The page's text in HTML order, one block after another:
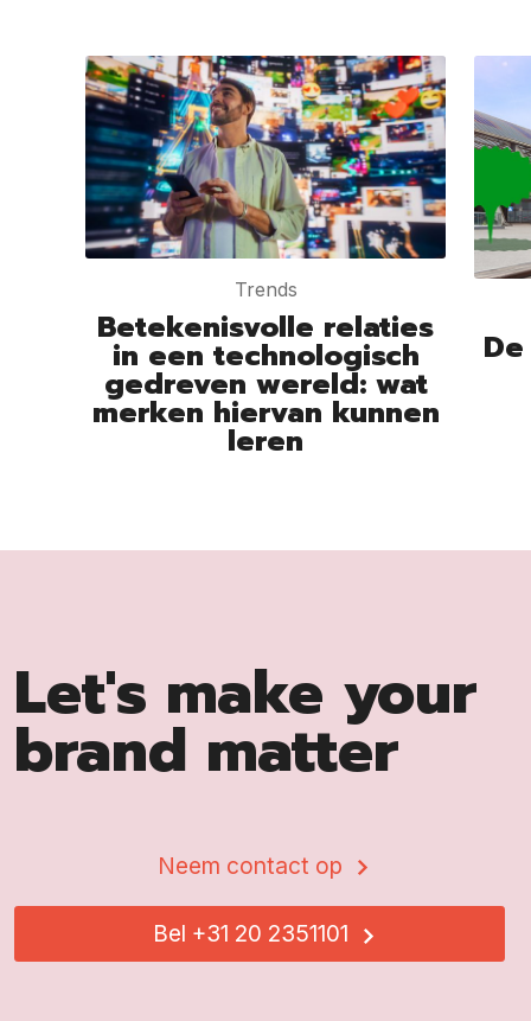
Trends
Betekenisvolle relaties
in een technologisch
gedreven wereld: wat
merken hiervan kunnen
leren
Let's make your
brand matter
Neem contact op
Bel +31 20 2351101